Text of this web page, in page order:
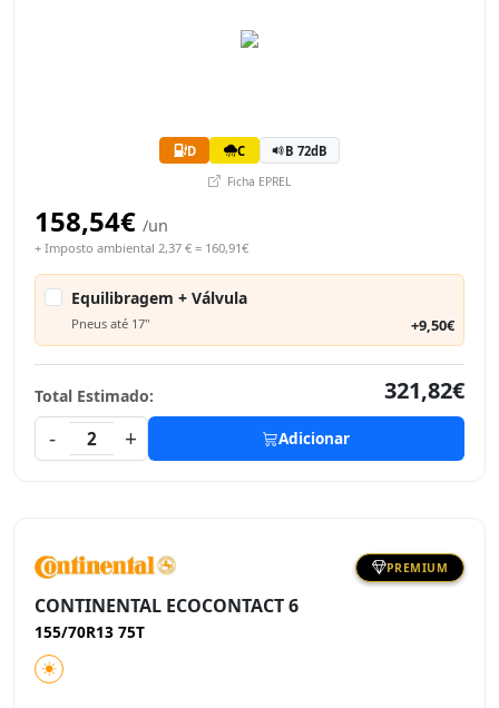
D C B 72dB
Ficha EPREL
158,54€ /un
+ Imposto ambiental 2,37 € = 160,91€
Equilibragem + Válvula
Pneus até 17" +9,50€
Total Estimado:
321,82€
-
2 + Adicionar
PREMIUM
CONTINENTAL ECOCONTACT 6
155/70R13 75T